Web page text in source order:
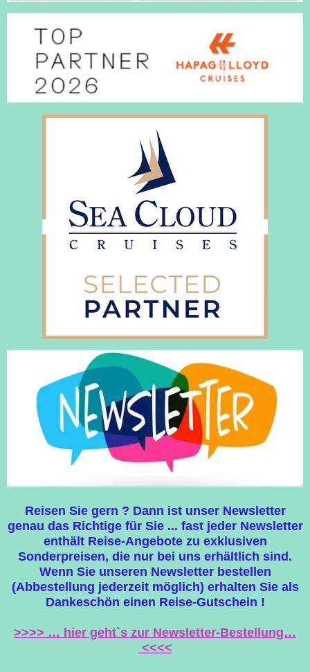
Reisen Sie gern ? Dann ist unser Newsletter
genau das Richtige für Sie ... fast jeder Newsletter
enthält Reise-Angebote zu exklusiven
Sonderpreisen, die nur bei uns erhältlich sind.
Wenn Sie unseren Newsletter bestellen
(Abbestellung jederzeit möglich) erhalten Sie als
Dankeschön einen Reise-Gutschein !
>>>> … hier geht`s zur Newsletter-Bestellung…
<<<<